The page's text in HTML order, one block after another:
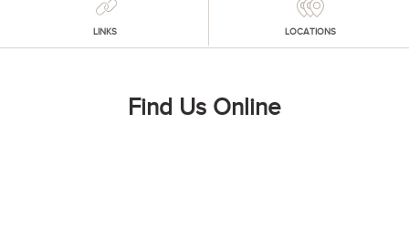
LINKS LOCATIONS
Find Us Online